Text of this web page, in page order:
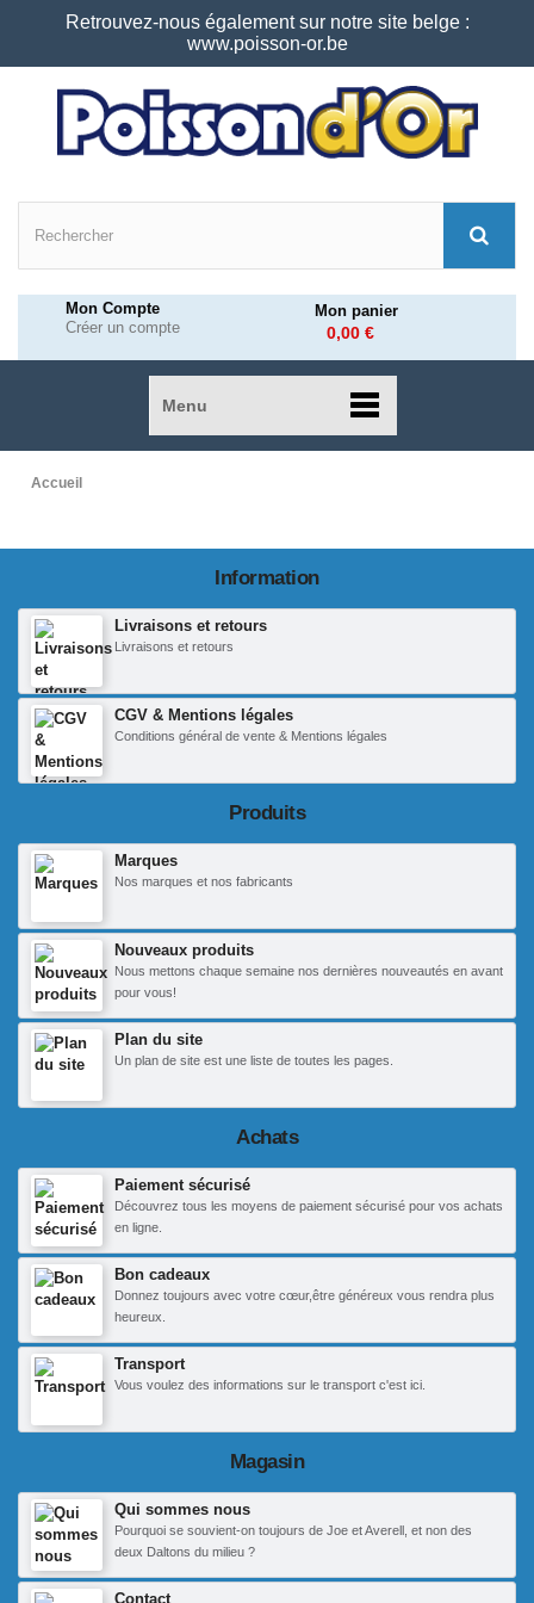
Retrouvez-nous également sur notre site belge :
www.poisson-or.be
Mon Compte
Créer un compte
Mon panier
0,00 €
Menu
Accueil
Information
Livraisons et retours
Livraisons et retours
CGV & Mentions légales
Conditions général de vente & Mentions légales
Produits
Marques
Nos marques et nos fabricants
Nouveaux produits
Nous mettons chaque semaine nos dernières nouveautés en avant
pour vous!
Plan du site
Un plan de site est une liste de toutes les pages.
Achats
Paiement sécurisé
Découvrez tous les moyens de paiement sécurisé pour vos achats
en ligne.
Bon cadeaux
Donnez toujours avec votre cœur,être généreux vous rendra plus
heureux.
Transport
Vous voulez des informations sur le transport c'est ici.
Magasin
Qui sommes nous
Pourquoi se souvient-on toujours de Joe et Averell, et non des
deux Daltons du milieu ?
Contact